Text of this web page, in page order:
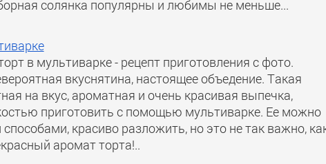
солянка популярны и любимы не меньше...
в мультиварке - рецепт приготовления с фото.
вкуснятина, настоящее объедение. Такая
на вкус, ароматная и очень красивая выпечка,
приготовить с помощью мультиварке. Ее можно
красиво разложить, но это не так важно,
аромат торта!..